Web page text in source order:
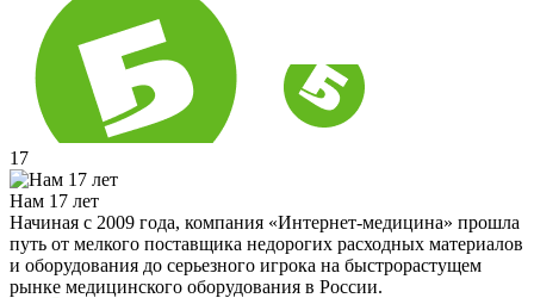
17
Нам 17 лет
Начиная с 2009 года, компания «Интернет-медицина» прошла
путь от мелкого поставщика недорогих расходных материалов
и оборудования до серьезного игрока на быстрорастущем
рынке медицинского оборудования в России.